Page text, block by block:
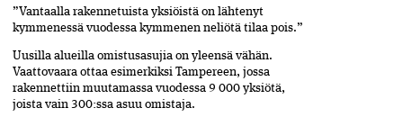
”Vantaalla rakennetuista yksiöistä on lähtenyt
kymmenessä vuodessa kymmenen neliötä tilaa pois.”
Uusilla alueilla omistusasujia on yleensä vähän.
Vaattovaara ottaa esimerkiksi Tampereen, jossa
rakennettiin muutamassa vuodessa 9 000 yksiötä,
joista vain 300:ssa asuu omistaja.